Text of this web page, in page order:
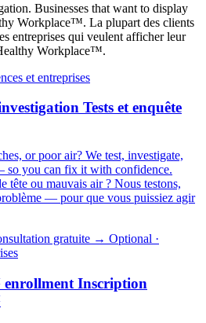
Businesses that want to display
Workplace™. La plupart des clients
entreprises qui veulent afficher leur
Workplace™.
et entreprises
Tests et enquête
or poor air? We test, investigate,
so you can fix it with confidence.
tête ou mauvais air ? Nous testons,
— pour que vous puissiez agir
gratuite → Optional ·
Inscription